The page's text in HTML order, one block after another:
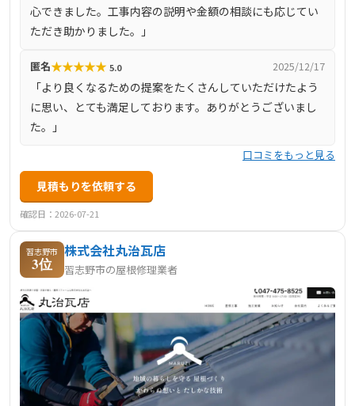
心できました。工事内容の説明や金額の相談にも応じてい
ただき助かりました。」
匿名★★★★★ 5.0 2025/12/17
「より良くなるための提案をたくさんしていただけたよう
に思い、とても満足しております。ありがとうございまし
た。」
口コミをもっと見る
見積もりを依頼する
確認日：2026-07-21
習志野市
3位
株式会社丸治瓦店
習志野市の屋根修理業者